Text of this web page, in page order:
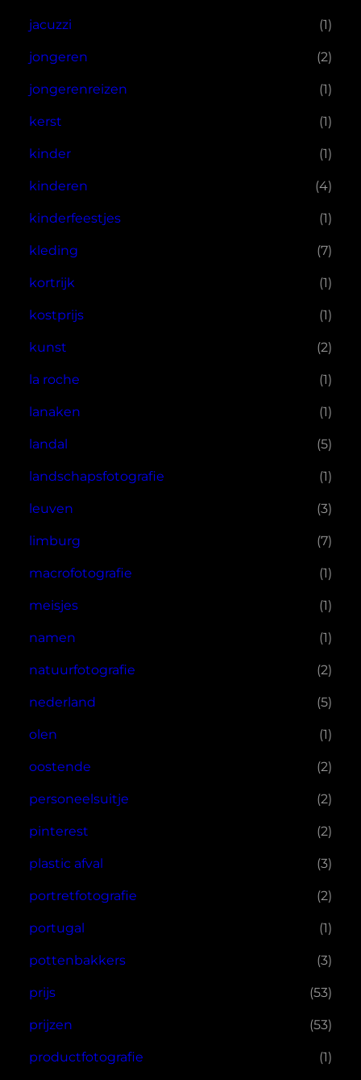
jacuzzi (1)
jongeren (2)
jongerenreizen (1)
kerst (1)
kinder (1)
kinderen (4)
kinderfeestjes (1)
kleding (7)
kortrijk (1)
kostprijs (1)
kunst (2)
la roche (1)
lanaken (1)
landal (5)
landschapsfotografie (1)
leuven (3)
limburg (7)
macrofotografie (1)
meisjes (1)
namen (1)
natuurfotografie (2)
nederland (5)
olen (1)
oostende (2)
personeelsuitje (2)
pinterest (2)
plastic afval (3)
portretfotografie (2)
portugal (1)
pottenbakkers (3)
prijs (53)
prijzen (53)
productfotografie (1)